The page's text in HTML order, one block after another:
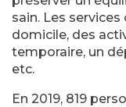
sain. Les
domicile, des
temporaire, un
etc.
En 2019, 819